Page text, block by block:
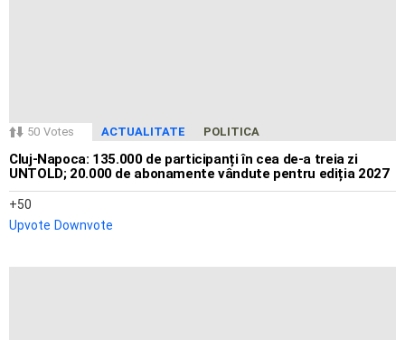
50 Votes ACTUALITATE POLITICA
Cluj-Napoca: 135.000 de participanți în cea de-a treia zi
UNTOLD; 20.000 de abonamente vândute pentru ediția 2027
50
Upvote Downvote